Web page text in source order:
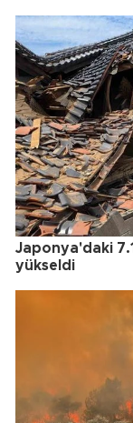
Japonya'daki
yükseldi